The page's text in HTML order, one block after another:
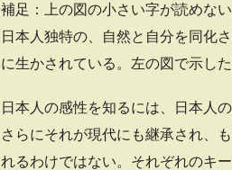
補足：上の図の小さい字が読めな
日本人独特の、自然と自分を同化
に生かされている。左の図で示し
日本人の感性を知るには、日本人
さらにそれが現代にも継承され、
れるわけではない。それぞれのキ